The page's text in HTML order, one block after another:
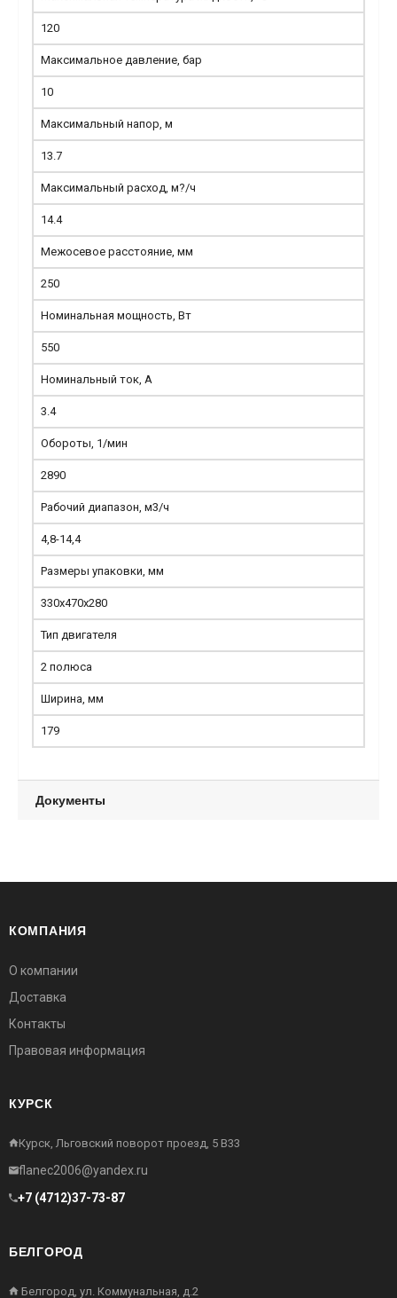
120
Максимальное давление, бар
10
Максимальный напор, м
13.7
Максимальный расход, м?/ч
14.4
Межосевое расстояние, мм
250
Номинальная мощность, Вт
550
Номинальный ток, А
3.4
Обороты, 1/мин
2890
Рабочий диапазон, м3/ч
4,8-14,4
Размеры упаковки, мм
330х470х280
Тип двигателя
2 полюса
Ширина, мм
179
Документы
КОМПАНИЯ
О компании
Доставка
Контакты
Правовая информация
КУРСК
Курск, Льговский поворот проезд, 5 В33
flanec2006@yandex.ru
+7 (4712)37-73-87
БЕЛГОРОД
Белгород, ул. Коммунальная, д.2